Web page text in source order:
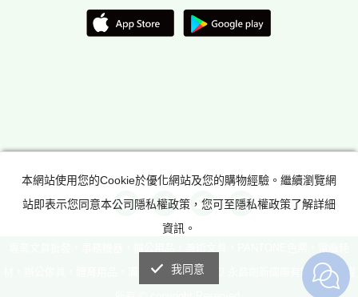
材，辦公傢具，體育用品，滿足所有辦公室需求! 永昌創新國際有限公司 版權
本網站使用您的Cookie於優化網站及您的購物經驗。繼續瀏覽網
站即表示您同意本公司隱私權政策，您可至隱私權政策了解詳細
資訊。
我同意